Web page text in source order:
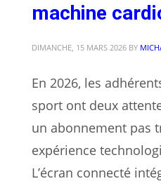
machine
DIMANCHE, 15 MARS 2026 BY
En 2026, les
sport ont deux
un abonnement pas
expérience
L’écran connecté